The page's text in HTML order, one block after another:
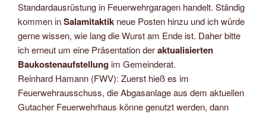
Standardausrüstung in Feuerwehrgaragen handelt. Ständig
kommen inSalamitaktik neue Posten hinzu und ich würde
gerne wissen, wie lang die Wurst am Ende ist. Daher bitte
ich erneut um eine Präsentation deraktualisierten
Baukostenaufstellungim Gemeinderat.
Reinhard Hamann (FWV): Zuerst hieß es im
Feuerwehrausschuss, die Abgasanlage aus dem aktuellen
Gutacher Feuerwehrhaus könne genutzt werden, dann